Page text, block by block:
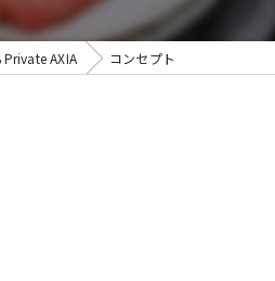
AXIA コンセプト